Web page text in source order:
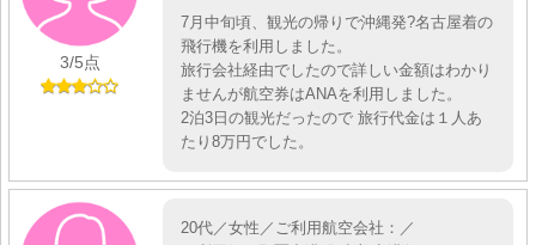
3/5点
7月中旬頃、観光の帰りで沖縄発?名古屋着の
飛行機を利用しました。
旅行会社経由でしたので詳しい金額はわかり
ませんが航空券はANAを利用しました。
2泊3日の観光だったので 旅行代金は１人あ
たり8万円でした。
20代／女性／ご利用航空会社：／